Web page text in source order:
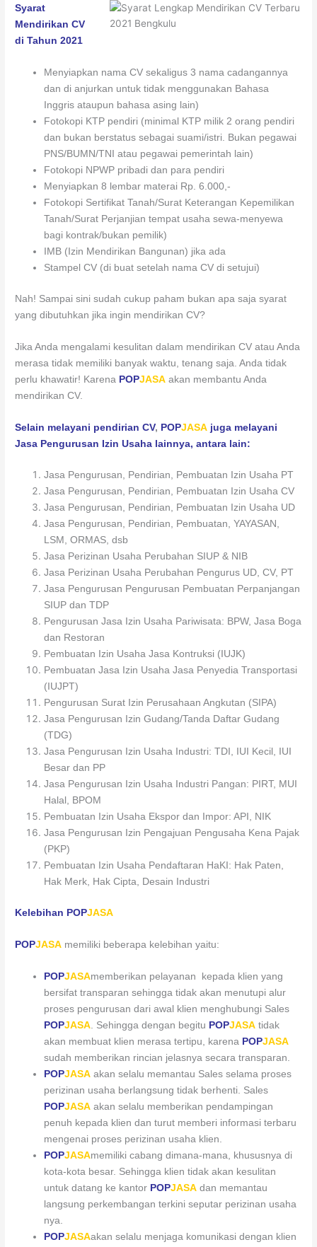
Syarat
Mendirikan CV
di Tahun 2021
Menyiapkan nama CV sekaligus 3 nama cadangannya
dan di anjurkan untuk tidak menggunakan Bahasa
Inggris ataupun bahasa asing lain)
Fotokopi KTP pendiri (minimal KTP milik 2 orang pendiri
dan bukan berstatus sebagai suami/istri. Bukan pegawai
PNS/BUMN/TNI atau pegawai pemerintah lain)
Fotokopi NPWP pribadi dan para pendiri
Menyiapkan 8 lembar materai Rp. 6.000,-
Fotokopi Sertifikat Tanah/Surat Keterangan Kepemilikan
Tanah/Surat Perjanjian tempat usaha sewa-menyewa
bagi kontrak/bukan pemilik)
IMB (Izin Mendirikan Bangunan) jika ada
Stampel CV (di buat setelah nama CV di setujui)
Nah! Sampai sini sudah cukup paham bukan apa saja syarat
yang dibutuhkan jika ingin mendirikan CV?
Jika Anda mengalami kesulitan dalam mendirikan CV atau Anda
merasa tidak memiliki banyak waktu, tenang saja. Anda tidak
perlu khawatir! Karena POPJASA akan membantu Anda
mendirikan CV.
Selain melayani pendirian CV, POPJASA juga melayani
Jasa Pengurusan Izin Usaha lainnya, antara lain:
Jasa Pengurusan, Pendirian, Pembuatan Izin Usaha PT
Jasa Pengurusan, Pendirian, Pembuatan Izin Usaha CV
Jasa Pengurusan, Pendirian, Pembuatan Izin Usaha UD
Jasa Pengurusan, Pendirian, Pembuatan, YAYASAN,
LSM, ORMAS, dsb
Jasa Perizinan Usaha Perubahan SIUP & NIB
Jasa Perizinan Usaha Perubahan Pengurus UD, CV, PT
Jasa Pengurusan Pengurusan Pembuatan Perpanjangan
SIUP dan TDP
Pengurusan Jasa Izin Usaha Pariwisata: BPW, Jasa Boga
dan Restoran
Pembuatan Izin Usaha Jasa Kontruksi (IUJK)
Pembuatan Jasa Izin Usaha Jasa Penyedia Transportasi
(IUJPT)
Pengurusan Surat Izin Perusahaan Angkutan (SIPA)
Jasa Pengurusan Izin Gudang/Tanda Daftar Gudang
(TDG)
Jasa Pengurusan Izin Usaha Industri: TDI, IUI Kecil, IUI
Besar dan PP
Jasa Pengurusan Izin Usaha Industri Pangan: PIRT, MUI
Halal, BPOM
Pembuatan Izin Usaha Ekspor dan Impor: API, NIK
Jasa Pengurusan Izin Pengajuan Pengusaha Kena Pajak
(PKP)
Pembuatan Izin Usaha Pendaftaran HaKI: Hak Paten,
Hak Merk, Hak Cipta, Desain Industri
Kelebihan POPJASA
POPJASA memiliki beberapa kelebihan yaitu:
POPJASAmemberikan pelayanan kepada klien yang
bersifat transparan sehingga tidak akan menutupi alur
proses pengurusan dari awal klien menghubungi Sales
POPJASA . Sehingga dengan begitu POPJASA tidak
akan membuat klien merasa tertipu, karena POPJASA
sudah memberikan rincian jelasnya secara transparan.
POPJASA akan selalu memantau Sales selama proses
perizinan usaha berlangsung tidak berhenti. Sales
POPJASA akan selalu memberikan pendampingan
penuh kepada klien dan turut memberi informasi terbaru
mengenai proses perizinan usaha klien.
POPJASAmemiliki cabang dimana-mana, khususnya di
kota-kota besar. Sehingga klien tidak akan kesulitan
untuk datang ke kantor POPJASA dan memantau
langsung perkembangan terkini seputar perizinan usaha
nya.
POPJASAakan selalu menjaga komunikasi dengan klien